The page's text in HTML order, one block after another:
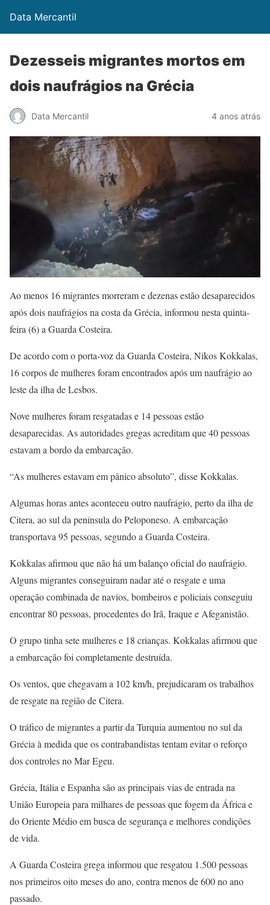
Data Mercantil
Dezesseis migrantes mortos em
dois naufrágios na Grécia
Data Mercantil 4 anos atrás
Ao menos 16 migrantes morreram e dezenas estão desaparecidos
após dois naufrágios na costa da Grécia, informou nesta quinta-
feira (6) a Guarda Costeira.
De acordo com o porta-voz da Guarda Costeira, Nikos Kokkalas,
16 corpos de mulheres foram encontrados após um naufrágio ao
leste da ilha de Lesbos.
Nove mulheres foram resgatadas e 14 pessoas estão
desaparecidas. As autoridades gregas acreditam que 40 pessoas
estavam a bordo da embarcação.
“As mulheres estavam em pânico absoluto”, disse Kokkalas.
Algumas horas antes aconteceu outro naufrágio, perto da ilha de
Citera, ao sul da península do Peloponeso. A embarcação
transportava 95 pessoas, segundo a Guarda Costeira.
Kokkalas afirmou que não há um balanço oficial do naufrágio.
Alguns migrantes conseguiram nadar até o resgate e uma
operação combinada de navios, bombeiros e policiais conseguiu
encontrar 80 pessoas, procedentes do Irã, Iraque e Afeganistão.
O grupo tinha sete mulheres e 18 crianças. Kokkalas afirmou que
a embarcação foi completamente destruída.
Os ventos, que chegavam a 102 km/h, prejudicaram os trabalhos
de resgate na região de Citera.
O tráfico de migrantes a partir da Turquia aumentou no sul da
Grécia à medida que os contrabandistas tentam evitar o reforço
dos controles no Mar Egeu.
Grécia, Itália e Espanha são as principais vias de entrada na
União Europeia para milhares de pessoas que fogem da África e
do Oriente Médio em busca de segurança e melhores condições
de vida.
A Guarda Costeira grega informou que resgatou 1.500 pessoas
nos primeiros oito meses do ano, contra menos de 600 no ano
passado.